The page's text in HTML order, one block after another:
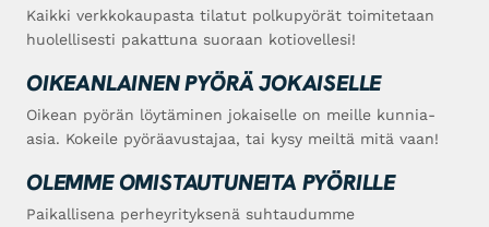
Kaikki verkkokaupasta tilatut polkupyörät toimitetaan
huolellisesti pakattuna suoraan kotiovellesi!
OIKEANLAINEN PYÖRÄ JOKAISELLE
Oikean pyörän löytäminen jokaiselle on meille kunnia-
asia. Kokeile pyöräavustajaa, tai kysy meiltä mitä vaan!
OLEMME OMISTAUTUNEITA PYÖRILLE
Paikallisena perheyrityksenä suhtaudumme